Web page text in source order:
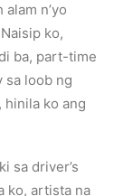
n’yo
ko,
ba, part-time
sa loob ng
hinila ko ang
sa driver’s
ko, artista na